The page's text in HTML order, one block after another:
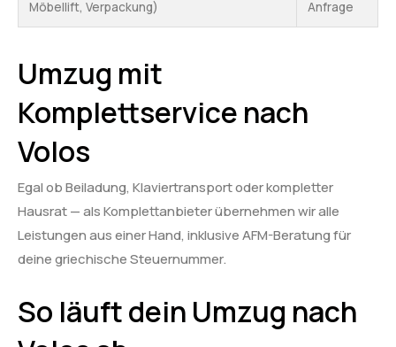
Möbellift, Verpackung)
Anfrage
Umzug mit
Komplettservice nach
Volos
Egal ob Beiladung, Klaviertransport oder kompletter
Hausrat — als Komplettanbieter übernehmen wir alle
Leistungen aus einer Hand, inklusive AFM-Beratung für
deine griechische Steuernummer.
So läuft dein Umzug nach